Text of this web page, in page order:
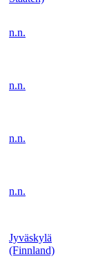
n.n.
n.n.
n.n.
n.n.
Jyväskylä
(Finnland)